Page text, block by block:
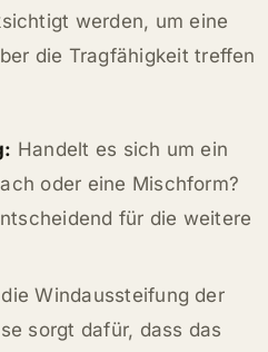
werden, um eine
die Tragfähigkeit treffen
Handelt es sich um ein
oder eine Mischform?
für die weitere
Windaussteifung der
sorgt dafür, dass das